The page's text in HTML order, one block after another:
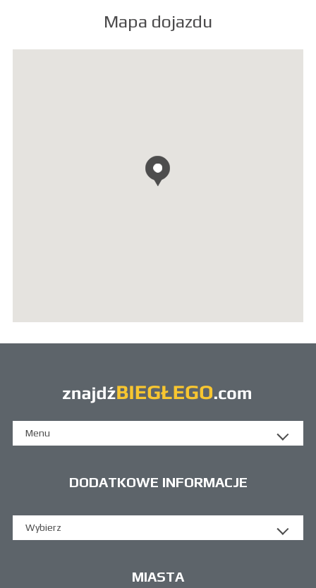
Mapa dojazdu
Menu
DODATKOWE INFORMACJE
Wybierz
MIASTA